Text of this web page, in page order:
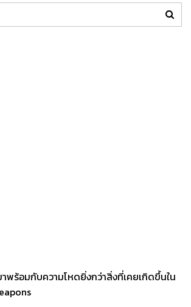
พร้อมกับความโหดยิ่งกว่าสิ่งที่เคยเกิดขึ้นใน